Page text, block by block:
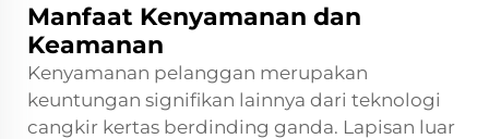
Manfaat Kenyamanan dan
Keamanan
Kenyamanan pelanggan merupakan
keuntungan signifikan lainnya dari teknologi
cangkir kertas berdinding ganda. Lapisan luar